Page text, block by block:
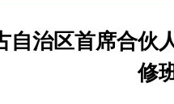
自治区首席合伙
修